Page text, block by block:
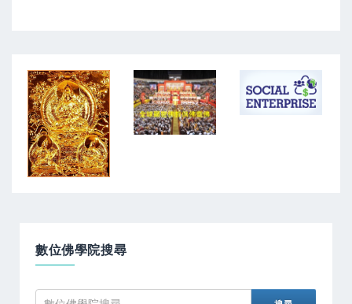
數位佛學院搜尋